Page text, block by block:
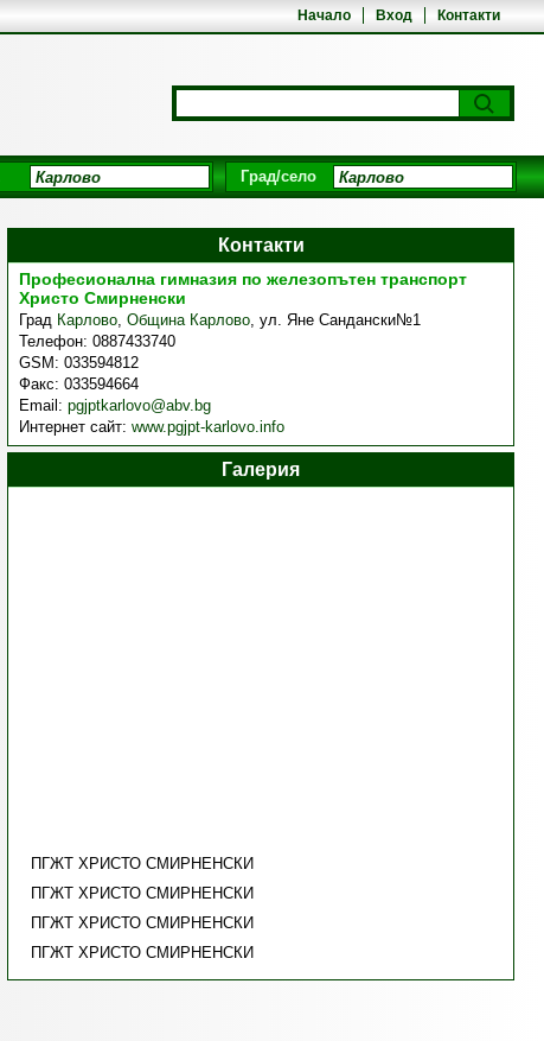
Начало Вход Контакти
Град/село
Контакти
Професионална гимназия по железопътен транспорт
Христо Смирненски
Град Карлово, Община Карлово, ул. Яне Сандански№1
Телефон: 0887433740
GSM: 033594812
Факс: 033594664
Email: pgjptkarlovo@abv.bg
Интернет сайт: www.pgjpt-karlovo.info
Галерия
ПГЖТ ХРИСТО СМИРНЕНСКИ
ПГЖТ ХРИСТО СМИРНЕНСКИ
ПГЖТ ХРИСТО СМИРНЕНСКИ
ПГЖТ ХРИСТО СМИРНЕНСКИ